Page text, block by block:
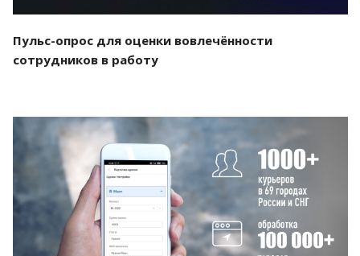
Пульс-опрос для оценки вовлечённости
сотрудников в работу
Смотреть проект